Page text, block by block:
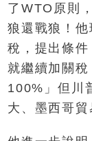
了WTO原則
狼還戰狼！
稅，提出條
就繼續加關
100%」但川
大、墨西哥貿